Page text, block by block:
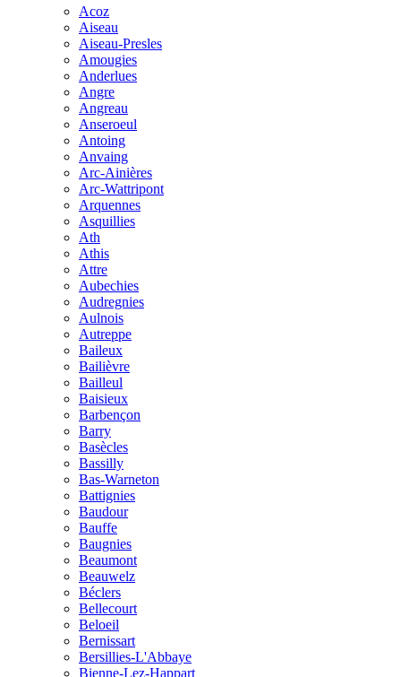
Acoz
Aiseau
Aiseau-Presles
Amougies
Anderlues
Angre
Angreau
Anseroeul
Antoing
Anvaing
Arc-Ainières
Arc-Wattripont
Arquennes
Asquillies
Ath
Athis
Attre
Aubechies
Audregnies
Aulnois
Autreppe
Baileux
Bailièvre
Bailleul
Baisieux
Barbençon
Barry
Basècles
Bassilly
Bas-Warneton
Battignies
Baudour
Bauffe
Baugnies
Beaumont
Beauwelz
Béclers
Bellecourt
Beloeil
Bernissart
Bersillies-L'Abbaye
Bienne-Lez-Happart